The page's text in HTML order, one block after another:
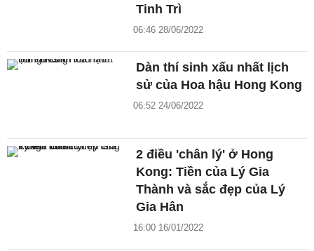
Tinh Trì
06:46 28/06/2022
Dàn thí sinh xấu nhất lịch
sử của Hoa hậu Hong Kong
06:52 24/06/2022
2 điều 'chân lý' ở Hong
Kong: Tiền của Lý Gia
Thành và sắc đẹp của Lý
Gia Hân
16:00 16/01/2022